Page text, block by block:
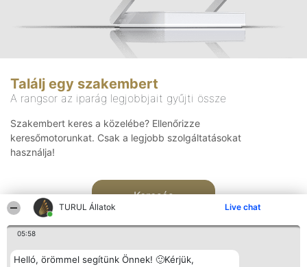
TURUL Állatok Live chat
05:58
Helló, örömmel segítünk Önnek! 🙂Kérjük,
Találj egy szakembert
A rangsor az iparág legjobbjait gyűjti össze
Szakembert keres a közelébe? Ellenőrizze
keresőmotorunkat. Csak a legjobb szolgáltatásokat
használja!
Keresés